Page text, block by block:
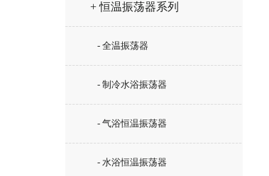
+ 恒温振荡器系列
- 全温振荡器
- 制冷水浴振荡器
- 气浴恒温振荡器
- 水浴恒温振荡器